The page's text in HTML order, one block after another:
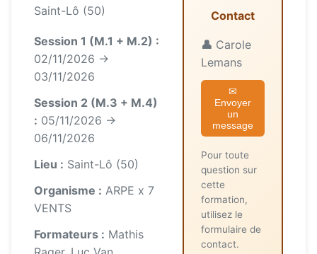
Saint-Lô (50)
Session 1 (M.1 + M.2) :
02/11/2026 →
03/11/2026
Session 2 (M.3 + M.4)
: 05/11/2026 →
06/11/2026
Lieu : Saint-Lô (50)
Organisme : ARPE x 7
VENTS
Formateurs : Mathis
Contact
👤 Carole
Lemans
✉
Envoyer
un
message
Pour toute
question sur
cette
formation,
utilisez le
formulaire de
contact.